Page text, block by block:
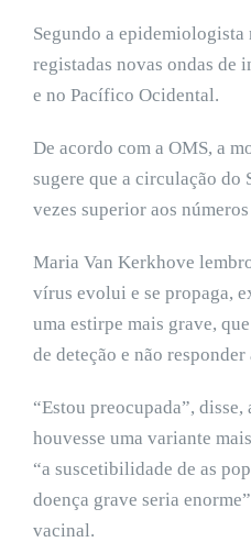
Segundo a
registadas novas ondas de
e no Pacífico Ocidental.
De acordo com a OMS, a
sugere que a circulação do
vezes superior aos
Maria Van Kerkhove
vírus evolui e se propaga,
uma estirpe mais grave,
de deteção e não
“Estou preocupada”, disse,
houvesse uma variante
“a suscetibilidade de as
doença grave seria
vacinal.